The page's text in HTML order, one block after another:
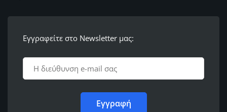
Εγγραφείτε στο Newsletter μας: